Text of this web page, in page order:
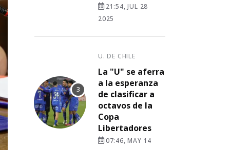
21:54, JUL 28
2025
U. DE CHILE
La "U" se aferra
a la esperanza
de clasificar a
octavos de la
Copa
Libertadores
07:46, MAY 14